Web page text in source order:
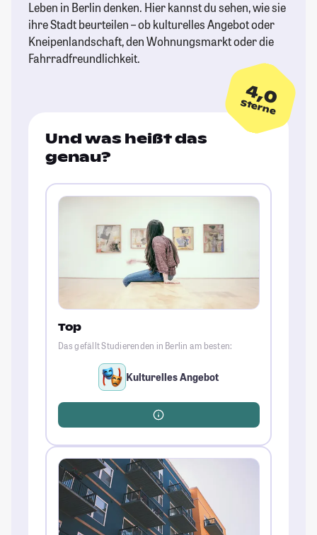
Leben in Berlin denken. Hier kannst du sehen, wie sie
ihre Stadt beurteilen – ob kulturelles Angebot oder
Kneipenlandschaft, den Wohnungsmarkt oder die
Fahrradfreundlichkeit.
4,0
Sterne
Und was heißt das
genau?
Top
Das gefällt Studierenden in Berlin am besten:
Kulturelles Angebot